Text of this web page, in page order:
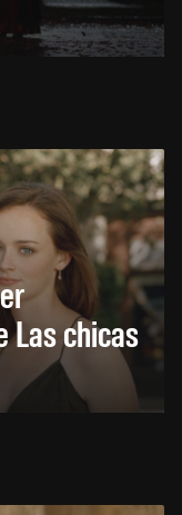
Las chicas